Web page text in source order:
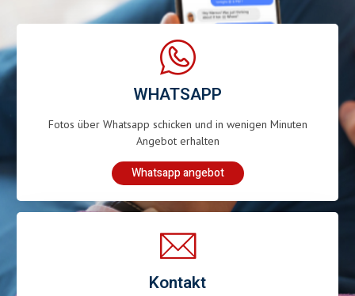
WHATSAPP
Fotos über Whatsapp schicken und in wenigen Minuten
Angebot erhalten
Whatsapp angebot
Kontakt